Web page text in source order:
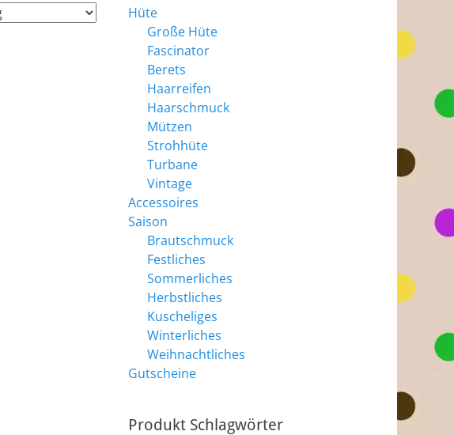
Hüte
Große Hüte
Fascinator
Berets
Haarreifen
Haarschmuck
Mützen
Strohhüte
Turbane
Vintage
Accessoires
Saison
Brautschmuck
Festliches
Sommerliches
Herbstliches
Kuscheliges
Winterliches
Weihnachtliches
Gutscheine
Produkt Schlagwörter